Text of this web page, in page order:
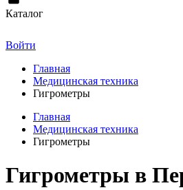
Каталог
Войти
Главная
Медицинская техника
Гигрометры
Главная
Медицинская техника
Гигрометры
Гигрометры в